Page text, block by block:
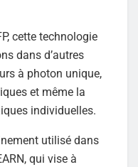
cette technologie
dans d’autres
à photon unique,
et même la
individuelles.
utilisé dans
qui vise à